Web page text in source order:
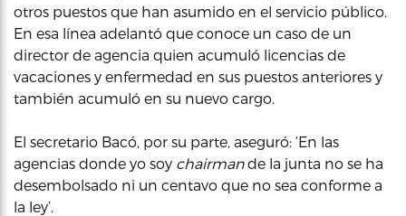
otros puestos que han asumido en el servicio público.
En esa línea adelantó que conoce un caso de un
director de agencia quien acumuló licencias de
vacaciones y enfermedad en sus puestos anteriores y
también acumuló en su nuevo cargo.
El secretario Bacó, por su parte, aseguró: ‘En las
agencias donde yo soy chairmande la junta no se ha
desembolsado ni un centavo que no sea conforme a
la ley’.